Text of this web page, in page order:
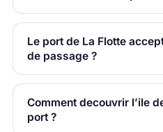
Le port de La Flotte
de passage ?
Comment decouvrir l’ile
port ?